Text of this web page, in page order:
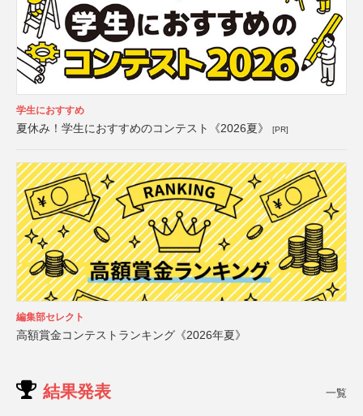
学生におすすめ
夏休み！学生におすすめのコンテスト《2026夏》 [PR]
編集部セレクト
高額賞金コンテストランキング《2026年夏》
結果発表 一覧